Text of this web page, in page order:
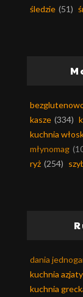
śledzie (51)
kasze (334)
kuchnia
młynomag
ryż (254)
dania
kuchnia
kuchnia